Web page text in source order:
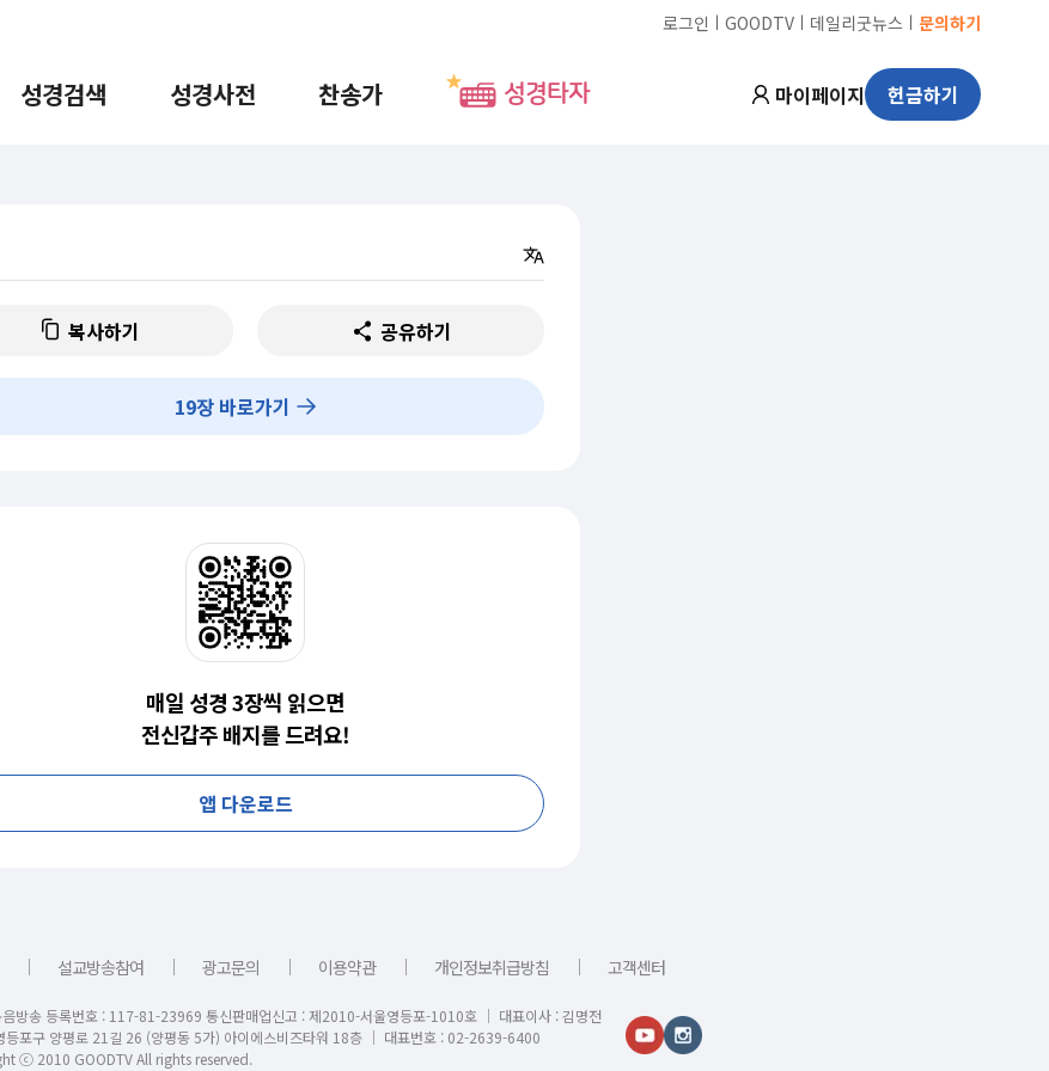
로그인 ㅣ GOODTV ㅣ 데일리굿뉴스 ㅣ 문의하기
성경검색 성경사전 찬송가 성경타자 마이페이지 헌금하기
복사하기 공유하기
19장 바로가기
매일 성경 3장씩 읽으면
전신갑주 배지를 드려요!
앱 다운로드
｜ 설교방송참여 ｜ 광고문의 ｜ 이용약관 ｜ 개인정보취급방침 ｜ 고객센터
음방송 등록번호 : 117-81-23969 통신판매업신고 : 제2010-서울영등포-1010호 │ 대표이사 : 김명전
등포구 양평로 21길 26 (양평동 5가) 아이에스비즈타워 18층 │ 대표번호 : 02-2639-6400
ⓒ 2010 GOODTV All rights reserved.